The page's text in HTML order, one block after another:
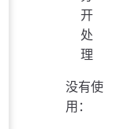
开
处
理
没有使
用：